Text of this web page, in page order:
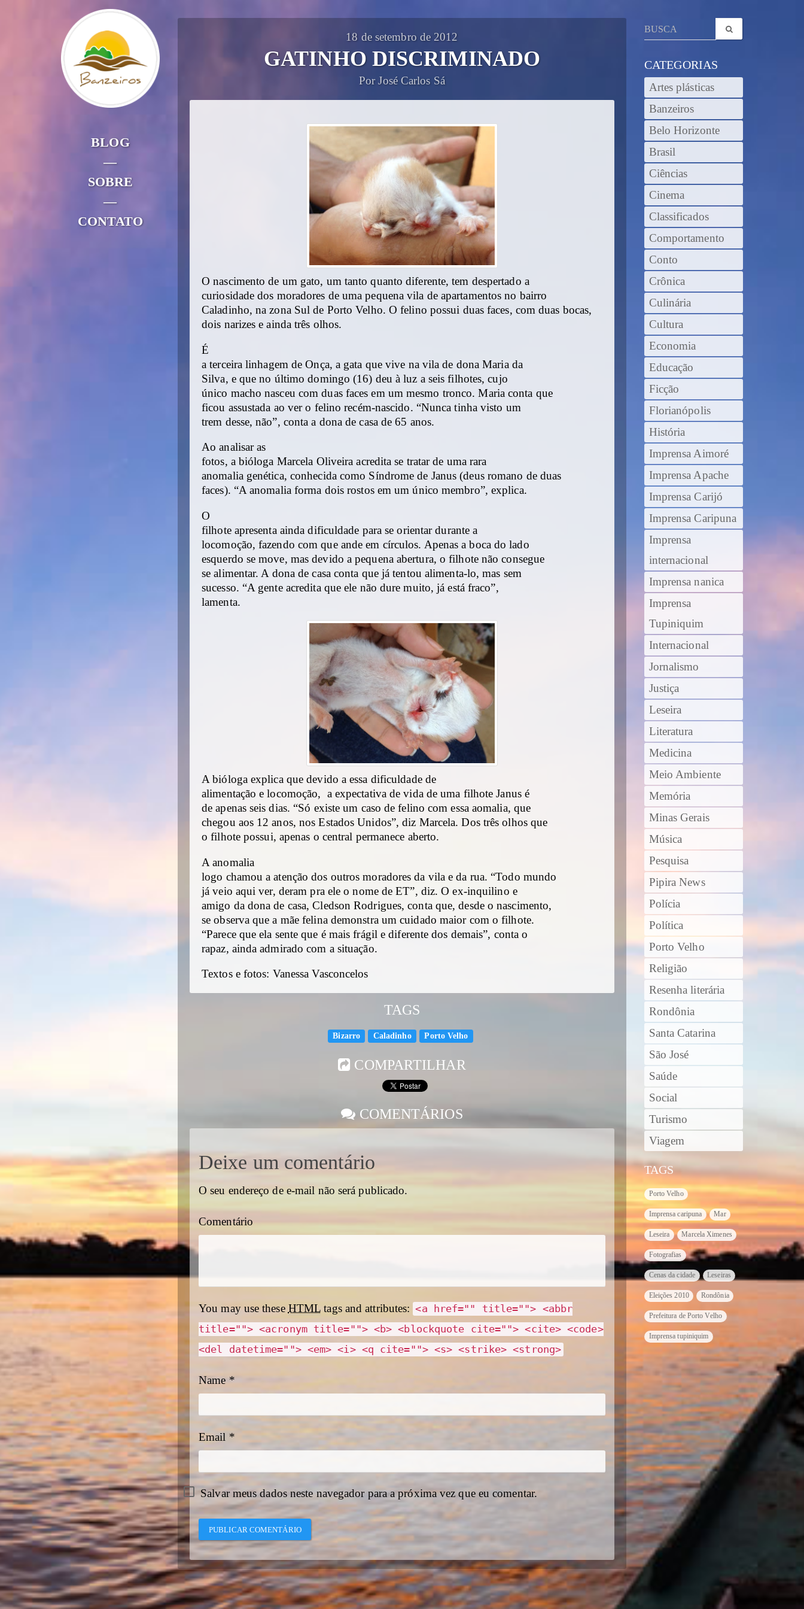
BLOG
—
SOBRE
—
CONTATO
18 de setembro de 2012
GATINHO DISCRIMINADO
Por José Carlos Sá
O nascimento de um gato, um tanto quanto diferente, tem despertado a
curiosidade dos moradores de uma pequena vila de apartamentos no bairro
Caladinho, na zona Sul de Porto Velho. O felino possui duas faces, com duas bocas,
dois narizes e ainda três olhos.
É
a terceira linhagem de Onça, a gata que vive na vila de dona Maria da
Silva, e que no último domingo (16) deu à luz a seis filhotes, cujo
único macho nasceu com duas faces em um mesmo tronco. Maria conta que
ficou assustada ao ver o felino recém-nascido. “Nunca tinha visto um
trem desse, não”, conta a dona de casa de 65 anos.
Ao analisar as
fotos, a bióloga Marcela Oliveira acredita se tratar de uma rara
anomalia genética, conhecida como Síndrome de Janus (deus romano de duas
faces). “A anomalia forma dois rostos em um único membro”, explica.
O
filhote apresenta ainda dificuldade para se orientar durante a
locomoção, fazendo com que ande em círculos. Apenas a boca do lado
esquerdo se move, mas devido a pequena abertura, o filhote não consegue
se alimentar. A dona de casa conta que já tentou alimenta-lo, mas sem
sucesso. “A gente acredita que ele não dure muito, já está fraco”,
lamenta.
A bióloga explica que devido a essa dificuldade de
alimentação e locomoção, a expectativa de vida de uma filhote Janus é
de apenas seis dias. “Só existe um caso de felino com essa aomalia, que
chegou aos 12 anos, nos Estados Unidos”, diz Marcela. Dos três olhos que
o filhote possui, apenas o central permanece aberto.
A anomalia
logo chamou a atenção dos outros moradores da vila e da rua. “Todo mundo
já veio aqui ver, deram pra ele o nome de ET”, diz. O ex-inquilino e
amigo da dona de casa, Cledson Rodrigues, conta que, desde o nascimento,
se observa que a mãe felina demonstra um cuidado maior com o filhote.
“Parece que ela sente que é mais frágil e diferente dos demais”, conta o
rapaz, ainda admirado com a situação.
Textos e fotos: Vanessa Vasconcelos
TAGS
Bizarro Caladinho Porto Velho
COMPARTILHAR
COMENTÁRIOS
Deixe um comentário
O seu endereço de e-mail não será publicado.
Comentário
You may use these HTML tags and attributes: <a href="" title=""> <abbr
title=""> <acronym title=""> <b> <blockquote cite=""> <cite> <code>
<del datetime=""> <em> <i> <q cite=""> <s> <strike> <strong>
Name *
Email *
Salvar meus dados neste navegador para a próxima vez que eu comentar.
CATEGORIAS
Artes plásticas
Banzeiros
Belo Horizonte
Brasil
Ciências
Cinema
Classificados
Comportamento
Conto
Crônica
Culinária
Cultura
Economia
Educação
Ficção
Florianópolis
História
Imprensa Aimoré
Imprensa Apache
Imprensa Carijó
Imprensa Caripuna
Imprensa
internacional
Imprensa nanica
Imprensa
Tupiniquim
Internacional
Jornalismo
Justiça
Leseira
Literatura
Medicina
Meio Ambiente
Memória
Minas Gerais
Música
Pesquisa
Pipira News
Polícia
Política
Porto Velho
Religião
Resenha literária
Rondônia
Santa Catarina
São José
Saúde
Social
Turismo
Viagem
TAGS
Porto Velho
Imprensa caripuna Mar
Leseira Marcela Ximenes
Fotografias
Cenas da cidade Leseiras
Eleições 2010 Rondônia
Prefeitura de Porto Velho
Imprensa tupiniquim